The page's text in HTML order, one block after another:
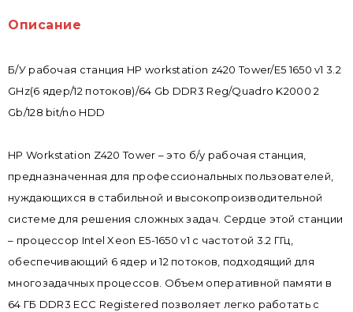
Описание
Б/У рабочая станция HP workstation z420 Tower/E5 1650 v1 3.2
GHz(6 ядер/12 потоков)/64 Gb DDR3 Reg/Quadro K2000 2
Gb/128 bit/no HDD
HP Workstation Z420 Tower – это б/у рабочая станция,
предназначенная для профессиональных пользователей,
нуждающихся в стабильной и высокопроизводительной
системе для решения сложных задач. Сердце этой станции
– процессор Intel Xeon E5-1650 v1 с частотой 3.2 ГГц,
обеспечивающий 6 ядер и 12 потоков, подходящий для
многозадачных процессов. Объем оперативной памяти в
64 ГБ DDR3 ECC Registered позволяет легко работать с